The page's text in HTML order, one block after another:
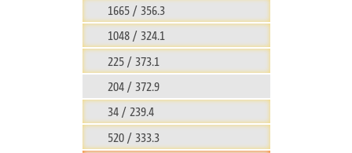
1665 / 356.3
1048 / 324.1
225 / 373.1
204 / 372.9
34 / 239.4
520 / 333.3